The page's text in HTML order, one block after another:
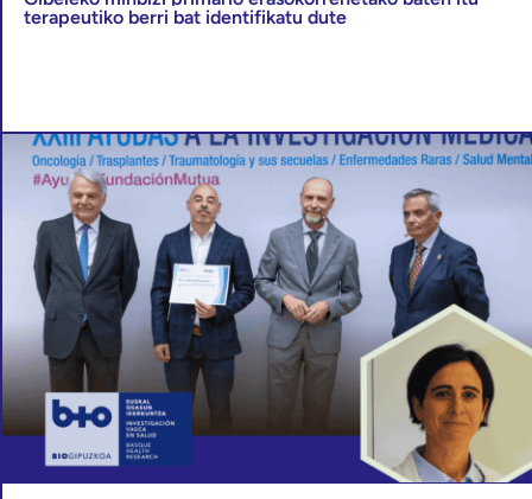
terapeutiko berri bat identifikatu dute